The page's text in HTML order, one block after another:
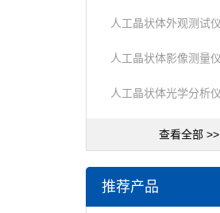
人工晶状体外观测试仪
人工晶状体影像测量仪
人工晶状体光学分析仪
查看全部 >>
推荐产品